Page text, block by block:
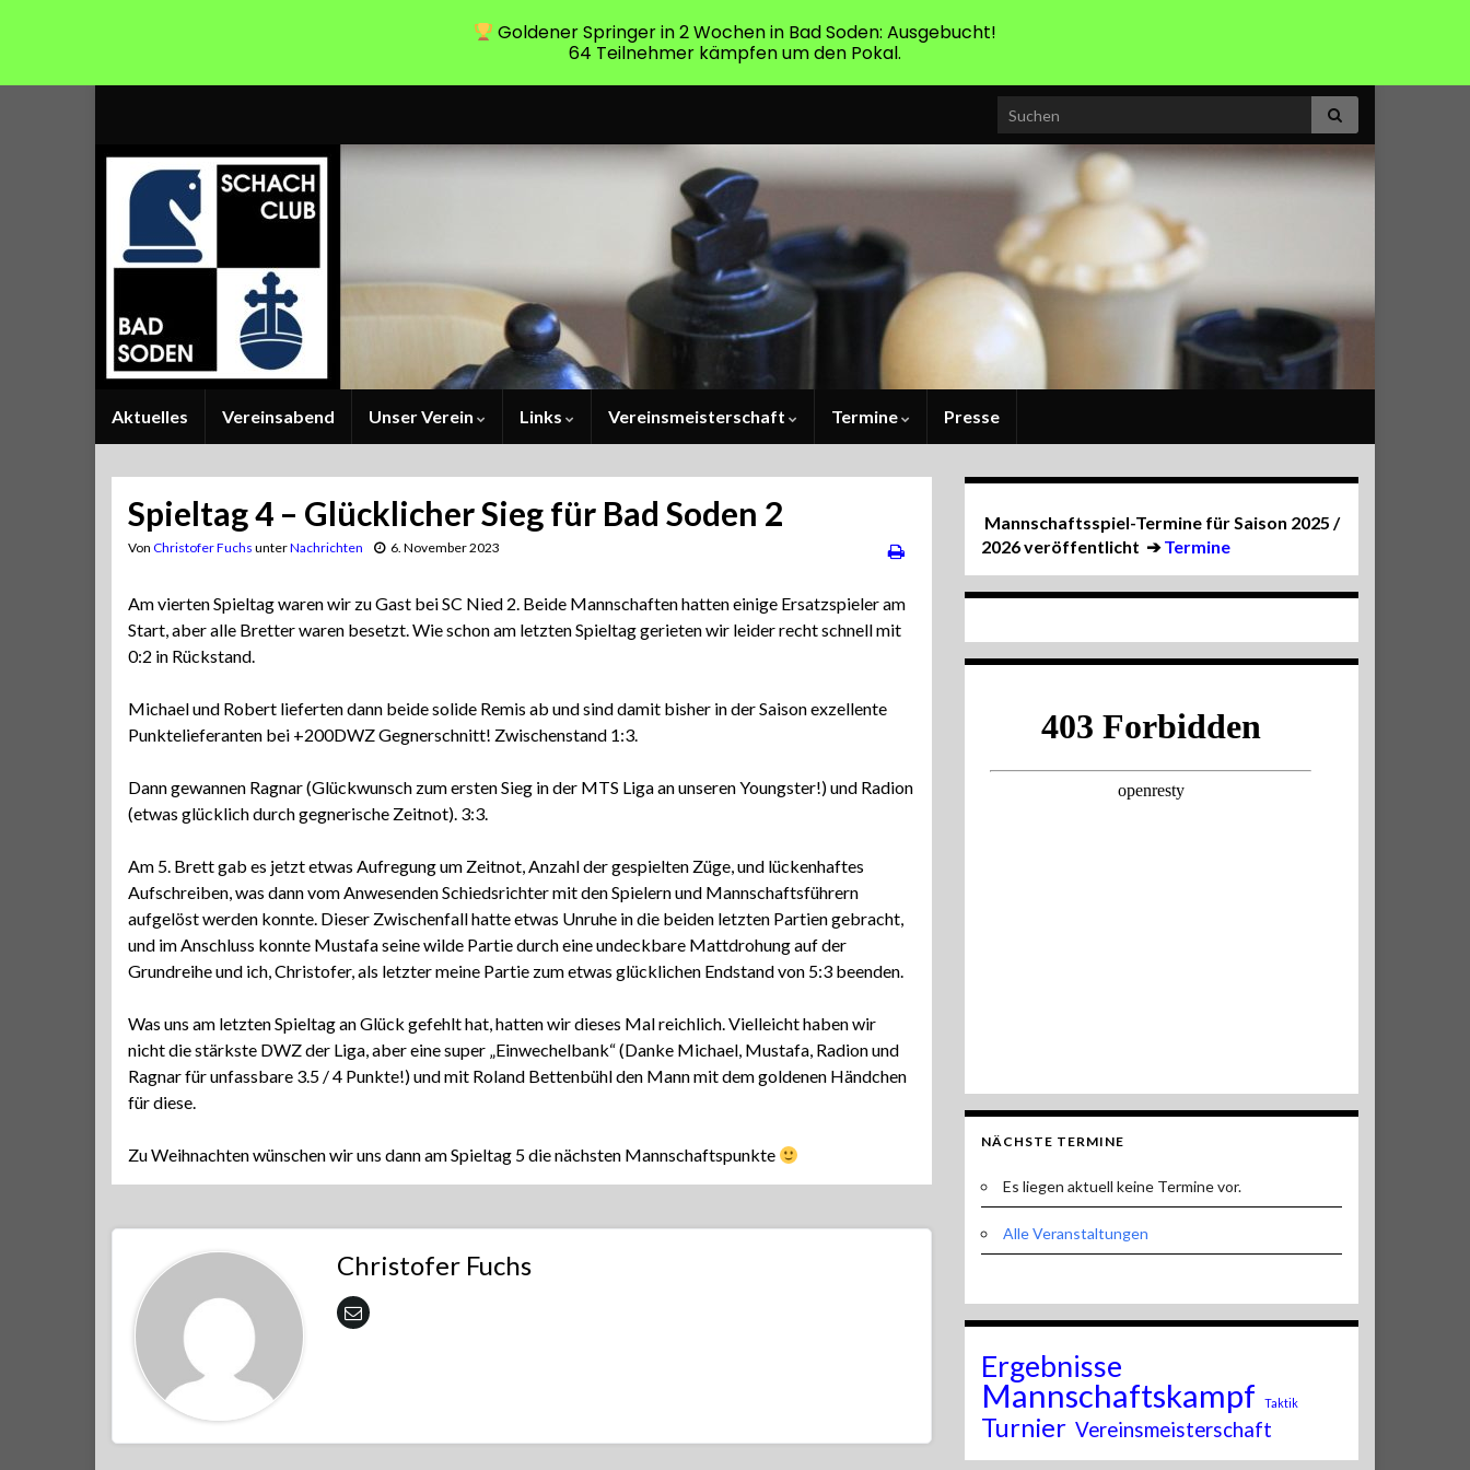
Search for:
Aktuelles Vereinsabend Unser Verein Links Vereinsmeisterschaft Termine Presse
Spieltag 4 – Glücklicher Sieg für Bad Soden 2
Von Christofer Fuchs unterNachrichten 6. November 2023
Am vierten Spieltag waren wir zu Gast bei SC Nied 2. Beide Mannschaften hatten einige Ersatzspieler am
Start, aber alle Bretter waren besetzt. Wie schon am letzten Spieltag gerieten wir leider recht schnell mit
0:2 in Rückstand.
Michael und Robert lieferten dann beide solide Remis ab und sind damit bisher in der Saison exzellente
Punktelieferanten bei +200DWZ Gegnerschnitt! Zwischenstand 1:3.
Dann gewannen Ragnar (Glückwunsch zum ersten Sieg in der MTS Liga an unseren Youngster!) und Radion
(etwas glücklich durch gegnerische Zeitnot). 3:3.
Am 5. Brett gab es jetzt etwas Aufregung um Zeitnot, Anzahl der gespielten Züge, und lückenhaftes
Aufschreiben, was dann vom Anwesenden Schiedsrichter mit den Spielern und Mannschaftsführern
aufgelöst werden konnte. Dieser Zwischenfall hatte etwas Unruhe in die beiden letzten Partien gebracht,
und im Anschluss konnte Mustafa seine wilde Partie durch eine undeckbare Mattdrohung auf der
Grundreihe und ich, Christofer, als letzter meine Partie zum etwas glücklichen Endstand von 5:3 beenden.
Was uns am letzten Spieltag an Glück gefehlt hat, hatten wir dieses Mal reichlich. Vielleicht haben wir
nicht die stärkste DWZ der Liga, aber eine super „Einwechelbank“ (Danke Michael, Mustafa, Radion und
Ragnar für unfassbare 3.5 / 4 Punkte!) und mit Roland Bettenbühl den Mann mit dem goldenen Händchen
für diese.
Zu Weihnachten wünschen wir uns dann am Spieltag 5 die nächsten Mannschaftspunkte
Christofer Fuchs
Mannschaftsspiel-Termine für Saison 2025 /
2026 veröffentlicht ➔Termine
NÄCHSTE TERMINE
Es liegen aktuell keine Termine vor.
Alle Veranstaltungen
Ergebnisse
Mannschaftskampf Taktik
Turnier Vereinsmeisterschaft
Goldener Springer in 2 Wochen in Bad Soden: Ausgebucht!
64 Teilnehmer kämpfen um den Pokal.